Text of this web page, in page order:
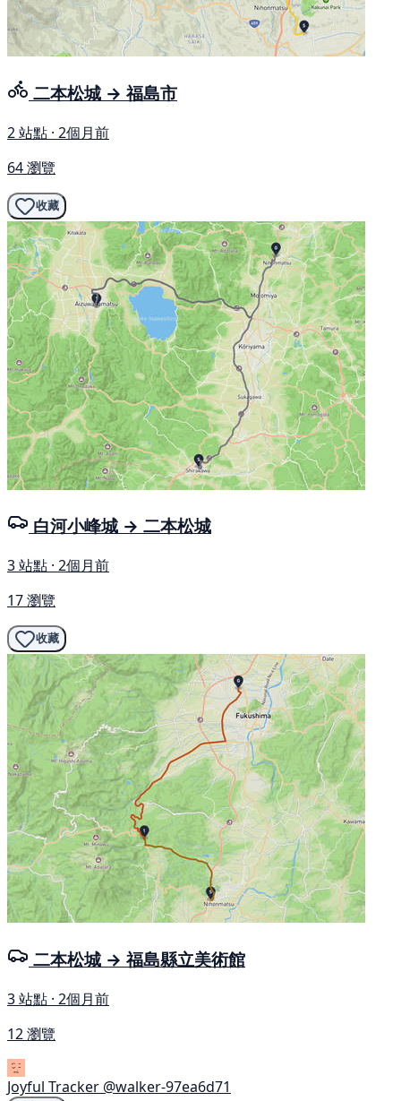
二本松城 → 福島市
2 站點 · 2個月前
64 瀏覽
收藏
白河小峰城 → 二本松城
3 站點 · 2個月前
17 瀏覽
收藏
二本松城 → 福島縣立美術館
3 站點 · 2個月前
12 瀏覽
Joyful Tracker @walker-97ea6d71